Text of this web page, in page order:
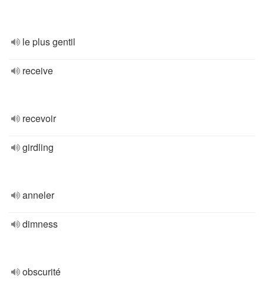
le plus gentil
receive
recevoir
girdling
anneler
dimness
obscurité